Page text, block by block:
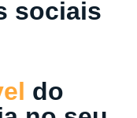
sociais
do